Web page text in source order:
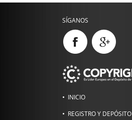
SÍGANOS
INICIO
REGISTRO Y DEPÓSITO